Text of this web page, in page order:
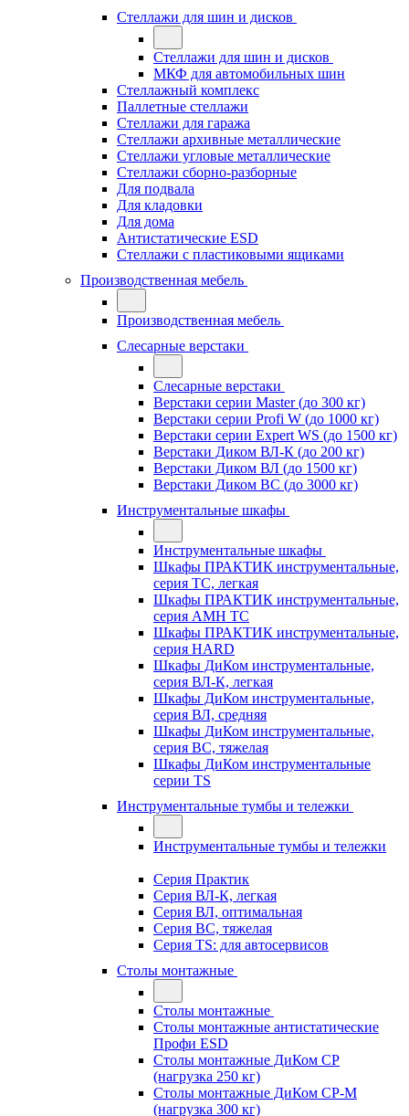
Стеллажи для шин и дисков
Стеллажи для шин и дисков
МКФ для автомобильных шин
Стеллажный комплекс
Паллетные стеллажи
Стеллажи для гаража
Стеллажи архивные металлические
Стеллажи угловые металлические
Стеллажи сборно-разборные
Для подвала
Для кладовки
Для дома
Антистатические ESD
Стеллажи с пластиковыми ящиками
Производственная мебель
Производственная мебель
Слесарные верстаки
Слесарные верстаки
Верстаки серии Master (до 300 кг)
Верстаки серии Profi W (до 1000 кг)
Верстаки серии Expert WS (до 1500 кг)
Верстаки Диком ВЛ-К (до 200 кг)
Верстаки Диком ВЛ (до 1500 кг)
Верстаки Диком ВС (до 3000 кг)
Инструментальные шкафы
Инструментальные шкафы
Шкафы ПРАКТИК инструментальные,
серия TC, легкая
Шкафы ПРАКТИК инструментальные,
серия AMH TC
Шкафы ПРАКТИК инструментальные,
серия HARD
Шкафы ДиКом инструментальные,
cерия ВЛ-К, легкая
Шкафы ДиКом инструментальные,
серия ВЛ, средняя
Шкафы ДиКом инструментальные,
серия ВС, тяжелая
Шкафы ДиКом инструментальные
серии TS
Инструментальные тумбы и тележки
Инструментальные тумбы и тележки
Серия Практик
Серия ВЛ-К, легкая
Серия ВЛ, оптимальная
Серия ВС, тяжелая
Серия TS: для автосервисов
Столы монтажные
Столы монтажные
Столы монтажные антистатические
Профи ESD
Столы монтажные ДиКом СР
(нагрузка 250 кг)
Столы монтажные ДиКом СР-М
(нагрузка 300 кг)